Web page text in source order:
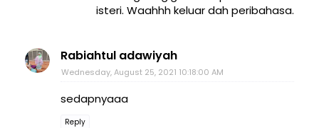
isteri. Waahhh keluar dah peribahasa.
Rabiahtul adawiyah
Wednesday, August 25, 2021 10:18:00 AM
sedapnyaaa
Reply